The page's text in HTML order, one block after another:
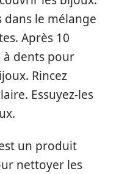
dans le mélange
Après 10
à dents pour
Rincez
Essuyez-les
un produit
nettoyer les